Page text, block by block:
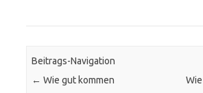
Beitrags-Navigation
← Wie gut kommen